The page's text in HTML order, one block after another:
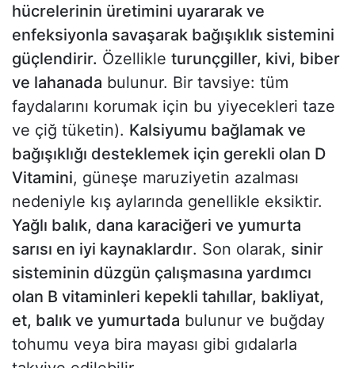
hücrelerinin üretimini uyararak ve
enfeksiyonla savaşarak bağışıklık sistemini
güçlendirir. Özellikle turunçgiller, kivi, biber
ve lahanada bulunur. Bir tavsiye: tüm
faydalarını korumak için bu yiyecekleri taze
ve çiğ tüketin). Kalsiyumu bağlamak ve
bağışıklığı desteklemek için gerekli olan D
Vitamini, güneşe maruziyetin azalması
nedeniyle kış aylarında genellikle eksiktir.
Yağlı balık, dana karaciğeri ve yumurta
sarısı en iyi kaynaklardır. Son olarak, sinir
sisteminin düzgün çalışmasına yardımcı
olan B vitaminleri kepekli tahıllar, bakliyat,
et, balık ve yumurtada bulunur ve buğday
tohumu veya bira mayası gibi gıdalarla